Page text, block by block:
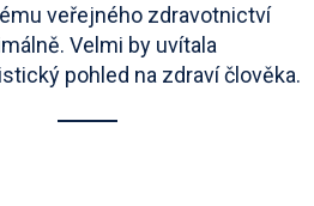
veřejného zdravotnictví
Velmi by uvítala
pohled na zdraví člověka.